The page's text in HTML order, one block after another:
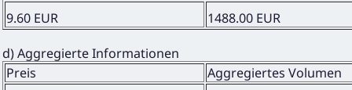
9.60 EUR
1488.00 EUR
d) Aggregierte Informationen
Preis
Aggregiertes Volumen